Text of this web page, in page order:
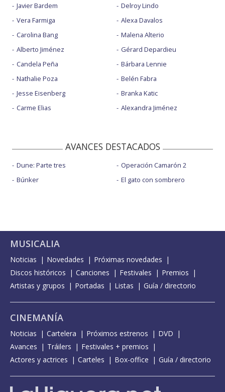
Javier Bardem
Vera Farmiga
Carolina Bang
Alberto Jiménez
Candela Peña
Nathalie Poza
Jesse Eisenberg
Carme Elias
Delroy Lindo
Alexa Davalos
Malena Alterio
Gérard Depardieu
Bárbara Lennie
Belén Fabra
Branka Katic
Alexandra Jiménez
AVANCES DESTACADOS
Dune: Parte tres
Búnker
Operación Camarón 2
El gato con sombrero
MUSICALIA
Noticias Novedades
Próximas novedades
Discos históricos
Canciones Festivales
Premios
Artistas y grupos
Portadas Listas Guía / directorio
CINEMANÍA
Noticias Cartelera Próximos estrenos
DVD
Avances
Tráilers
Festivales + premios
Actores y actrices
Carteles Box-office Guía / directorio